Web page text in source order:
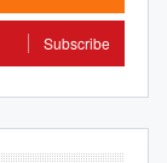
Subscribe